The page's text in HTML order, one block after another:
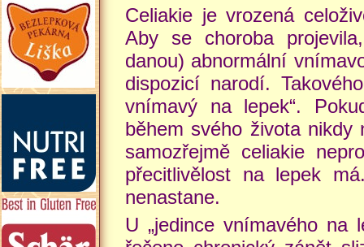
Celiakie je vrozená
Aby se choroba
danou) abnormální
dispozicí narodí.
vnímavý na lepek“.
během svého života
samozřejmě celiakie
přecitlivělost na lepek
nenastane.
U „jedince vnímavého na